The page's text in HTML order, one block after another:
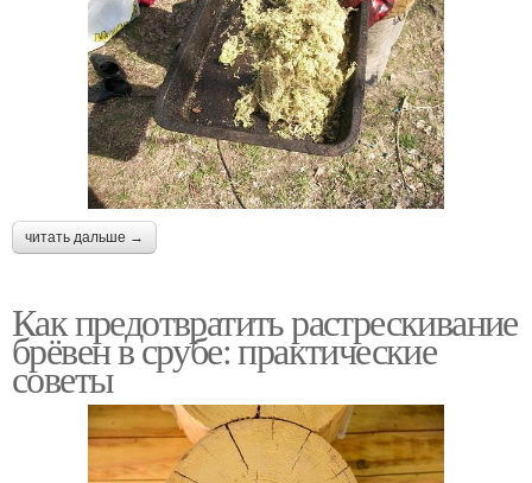
читать дальше →
Как предотвратить растрескивание
брёвен в срубе: практические
советы